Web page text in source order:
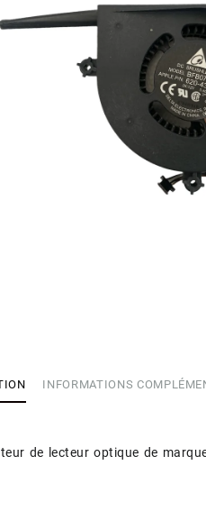
INFORMATIONS
de lecteur optique de